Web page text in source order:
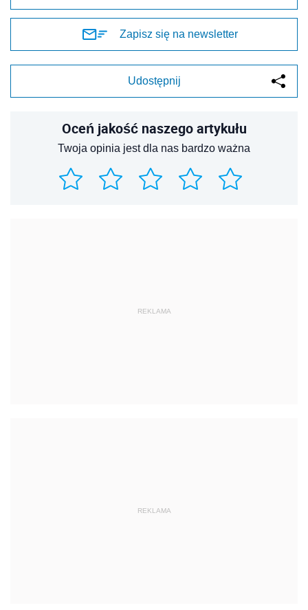
Zapisz się na newsletter
Udostępnij
Oceń jakość naszego artykułu
Twoja opinia jest dla nas bardzo ważna
REKLAMA
REKLAMA